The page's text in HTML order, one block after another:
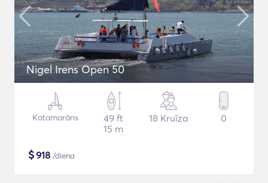
Nigel Irens Open 50
Katamarāns
49 ft
15 m
18 Kruīza 0
$918 /diena